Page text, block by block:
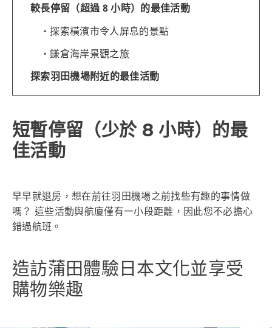
較長停留（超過 8 小時）的最佳活動
探索橫濱市令人屏息的景點
鎌倉海岸景觀之旅
探索羽田機場附近的最佳活動
短暫停留（少於 8 小時）的最
佳活動
早早就退房，想在前往羽田機場之前找些有趣的事情做
嗎？ 這些活動與航廈僅有一小段距離，因此您不必擔心
錯過航班。
造訪蒲田體驗日本文化並享受
購物樂趣